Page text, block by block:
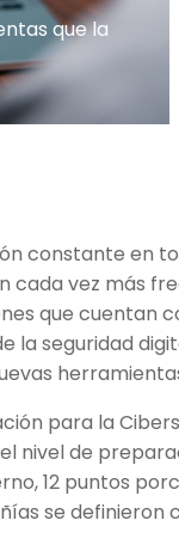
que la
constante en
cada vez más
que cuentan
la seguridad
para la
nivel de
12 puntos
se definieron